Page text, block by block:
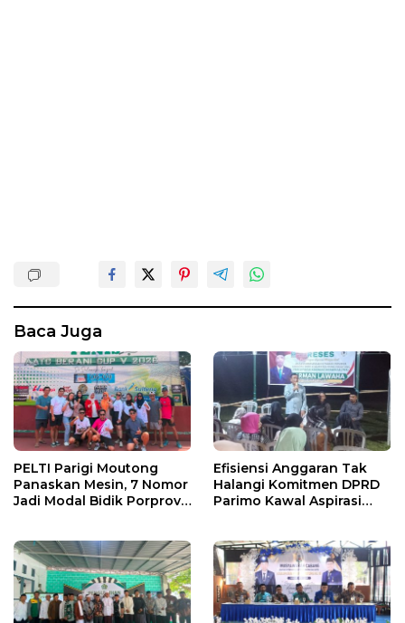
Baca Juga
PELTI Parigi Moutong
Panaskan Mesin, 7 Nomor
Jadi Modal Bidik Porprov
Efisiensi Anggaran Tak
Halangi Komitmen DPRD
Parimo Kawal Aspirasi